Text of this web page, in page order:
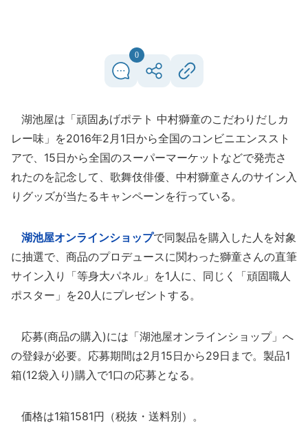
0
湖池屋は「頑固あげポテト 中村獅童のこだわりだしカ
レー味」を2016年2月1日から全国のコンビニエンススト
アで、15日から全国のスーパーマーケットなどで発売さ
れたのを記念して、歌舞伎俳優、中村獅童さんのサイン入
りグッズが当たるキャンペーンを行っている。
湖池屋オンラインショップで同製品を購入した人を対象
に抽選で、商品のプロデュースに関わった獅童さんの直筆
サイン入り「等身大パネル」を1人に、同じく「頑固職人
ポスター」を20人にプレゼントする。
応募(商品の購入)には「湖池屋オンラインショップ」へ
の登録が必要。応募期間は2月15日から29日まで。製品1
箱(12袋入り)購入で1口の応募となる。
価格は1箱1581円（税抜・送料別）。